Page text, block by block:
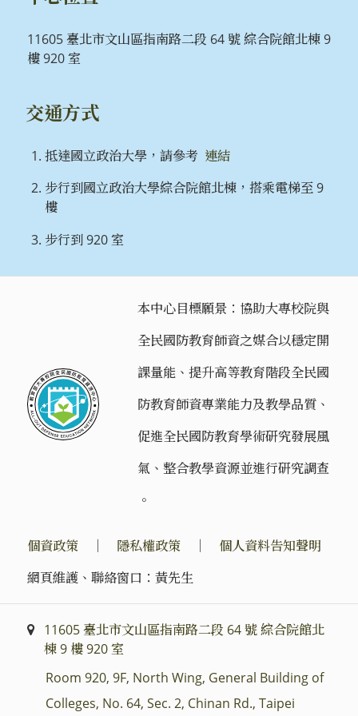
11605 臺北市文山區指南路二段 64 號 綜合院館北棟 9
樓 920 室
交通方式
抵達國立政治大學，請參考 連結
步行到國立政治大學綜合院館北棟，搭乘電梯至 9
樓
步行到 920 室
本中心目標願景：協助大專校院與
全民國防教育師資之媒合以穩定開
課量能、提升高等教育階段全民國
防教育師資專業能力及教學品質、
促進全民國防教育學術研究發展風
氣、整合教學資源並進行研究調查
。
個資政策 ｜ 隱私權政策 ｜ 個人資料告知聲明
網頁維護、聯絡窗口：黃先生
11605 臺北市文山區指南路二段 64 號 綜合院館北
棟 9 樓 920 室
Room 920, 9F, North Wing, General Building of
Colleges, No. 64, Sec. 2, Chinan Rd., Taipei